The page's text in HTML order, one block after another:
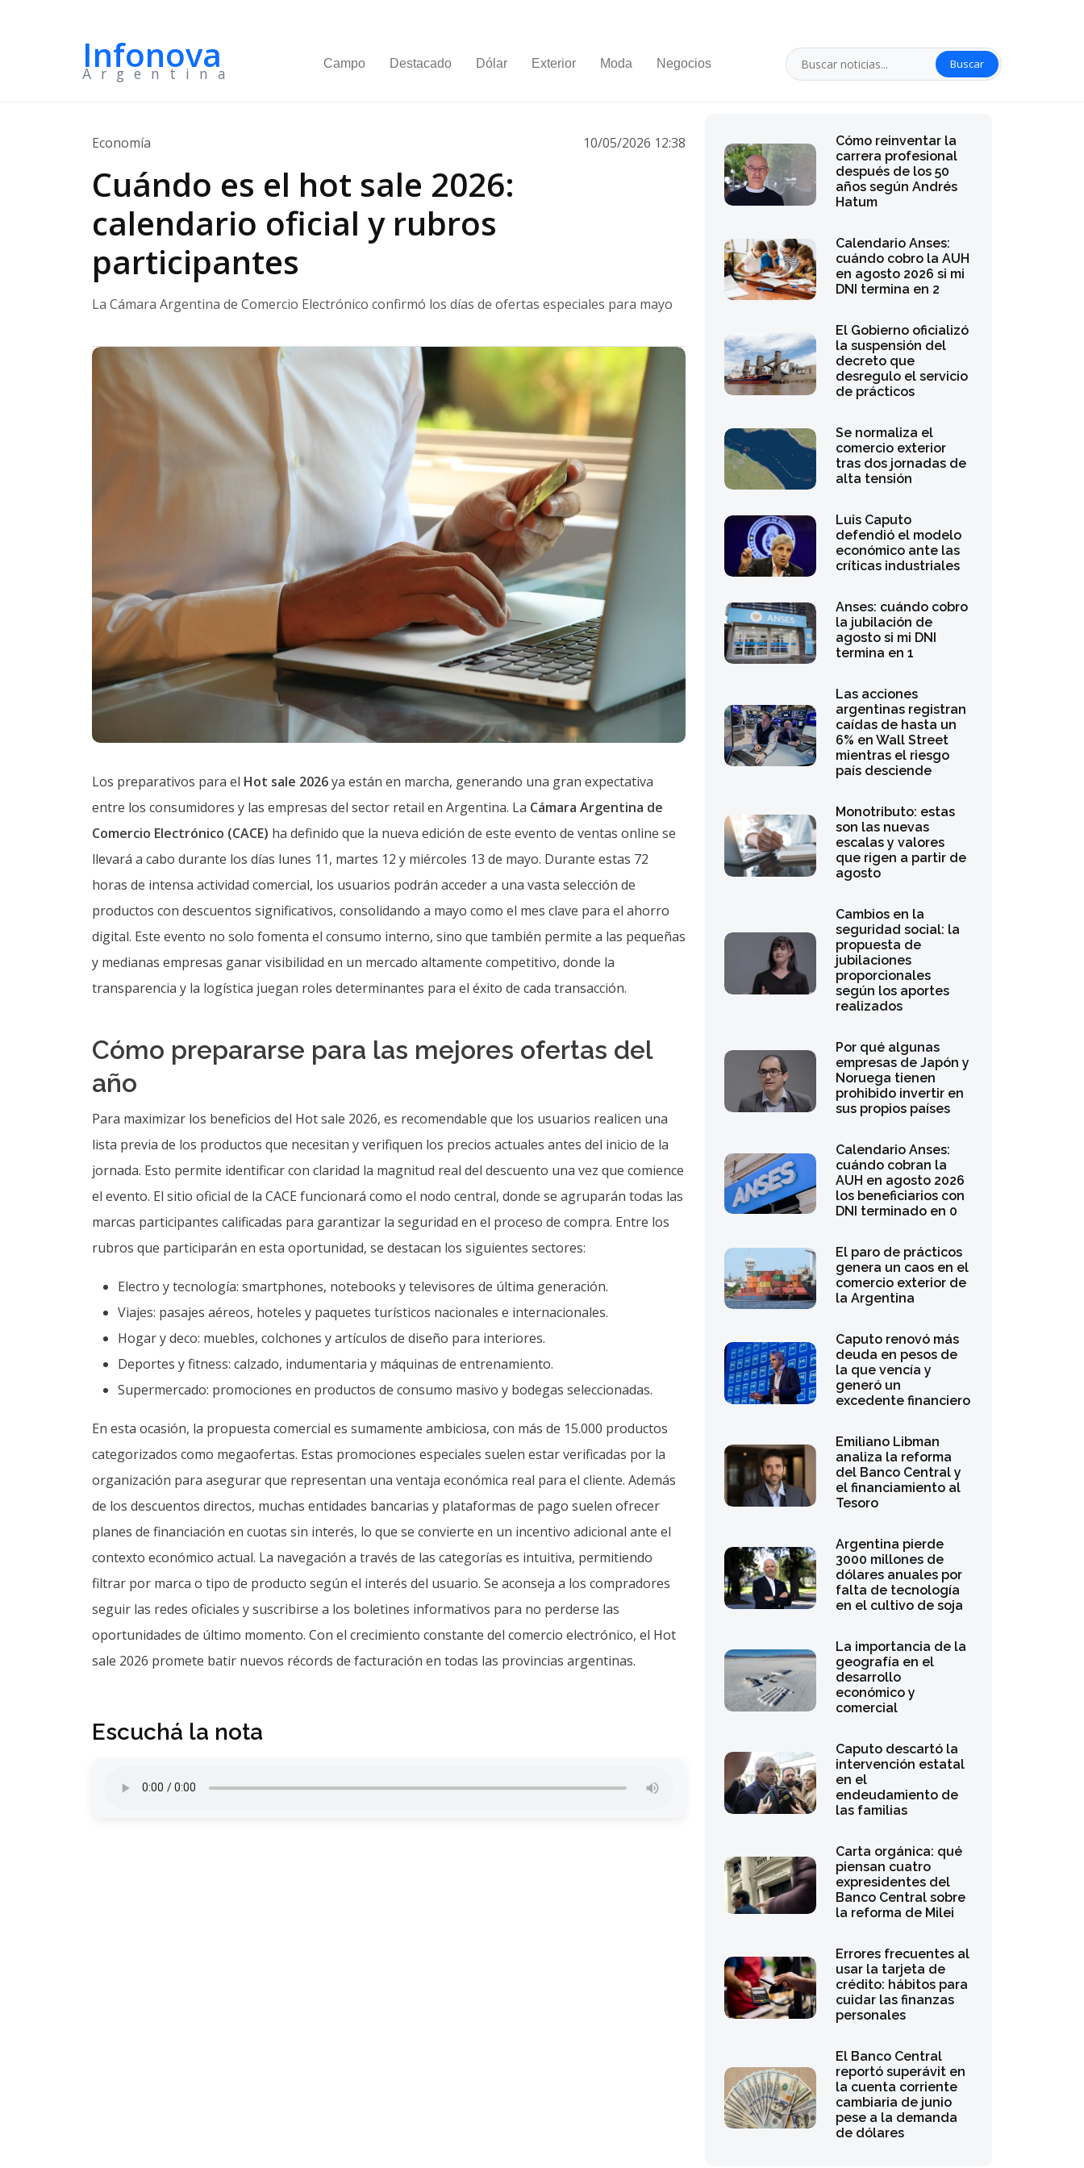
Infonova
Argentina
Buscar
Cuándo es el hot sale 2026:
calendario oficial y rubros
participantes
entre los consumidores y las empresas del sector retail en Argentina. La
Cámara Argentina de
Comercio Electrónico (CACE)
ha definido que la nueva edición de este evento de ventas online se
llevará a cabo durante los días lunes 11, martes 12 y miércoles 13 de mayo. Durante estas 72
horas de intensa actividad comercial, los usuarios podrán acceder a una vasta selección de
productos con descuentos significativos, consolidando a mayo como el mes clave para el ahorro
digital. Este evento no solo fomenta el consumo interno, sino que también permite a las pequeñas
y medianas empresas ganar visibilidad en un mercado altamente competitivo, donde la
transparencia y la logística juegan roles determinantes para el éxito de cada transacción.
Cómo prepararse para las mejores ofertas del
año
lista previa de los productos que necesitan y verifiquen los precios actuales antes del inicio de la
jornada. Esto permite identificar con claridad la magnitud real del descuento una vez que comience
el evento. El sitio oficial de la CACE funcionará como el nodo central, donde se agruparán todas las
marcas participantes calificadas para garantizar la seguridad en el proceso de compra. Entre los
rubros que participarán en esta oportunidad, se destacan los siguientes sectores:
Viajes: pasajes aéreos, hoteles y paquetes turísticos nacionales e internacionales.
Hogar y deco: muebles, colchones y artículos de diseño para interiores.
Deportes y fitness: calzado, indumentaria y máquinas de entrenamiento.
Supermercado: promociones en productos de consumo masivo y bodegas seleccionadas.
categorizados como megaofertas. Estas promociones especiales suelen estar verificadas por la
organización para asegurar que representan una ventaja económica real para el cliente. Además
de los descuentos directos, muchas entidades bancarias y plataformas de pago suelen ofrecer
planes de financiación en cuotas sin interés, lo que se convierte en un incentivo adicional ante el
contexto económico actual. La navegación a través de las categorías es intuitiva, permitiendo
filtrar por marca o tipo de producto según el interés del usuario. Se aconseja a los compradores
seguir las redes oficiales y suscribirse a los boletines informativos para no perderse las
oportunidades de último momento. Con el crecimiento constante del comercio electrónico, el Hot
sale 2026 promete batir nuevos récords de facturación en todas las provincias argentinas.
Escuchá la nota
carrera profesional
después de los 50
años según Andrés
Hatum
cuándo cobro la AUH
en agosto 2026 si mi
DNI termina en 2
la suspensión del
decreto que
desregulo el servicio
de prácticos
comercio exterior
tras dos jornadas de
alta tensión
defendió el modelo
económico ante las
críticas industriales
la jubilación de
agosto si mi DNI
termina en 1
argentinas registran
caídas de hasta un
6% en Wall Street
mientras el riesgo
país desciende
son las nuevas
escalas y valores
que rigen a partir de
agosto
seguridad social: la
propuesta de
jubilaciones
proporcionales
según los aportes
realizados
empresas de Japón y
Noruega tienen
prohibido invertir en
sus propios países
cuándo cobran la
AUH en agosto 2026
los beneficiarios con
DNI terminado en 0
genera un caos en el
comercio exterior de
la Argentina
deuda en pesos de
la que vencía y
generó un
excedente financiero
analiza la reforma
del Banco Central y
el financiamiento al
Tesoro
3000 millones de
dólares anuales por
falta de tecnología
en el cultivo de soja
geografía en el
desarrollo
económico y
comercial
intervención estatal
en el
endeudamiento de
las familias
piensan cuatro
expresidentes del
Banco Central sobre
la reforma de Milei
usar la tarjeta de
crédito: hábitos para
cuidar las finanzas
personales
reportó superávit en
la cuenta corriente
cambiaria de junio
pese a la demanda
de dólares